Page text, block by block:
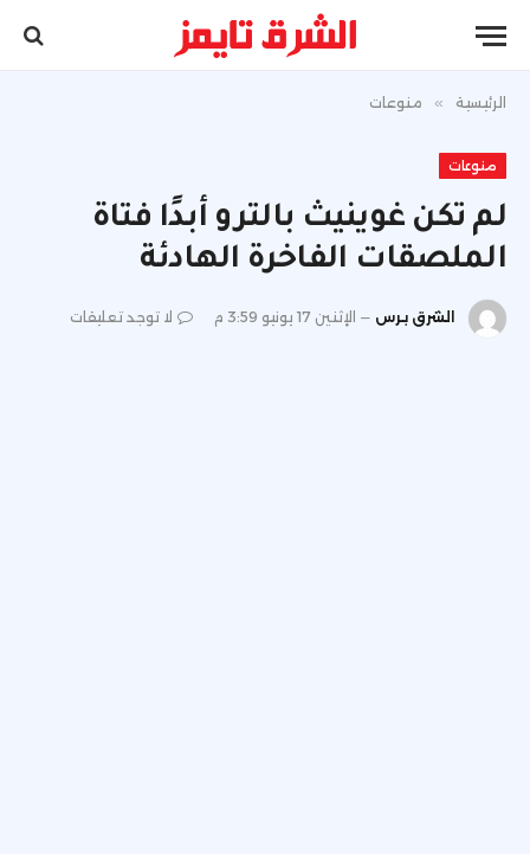
الرئيسية » منوعات
منوعات
لم تكن غوينيث بالترو أبدًا فتاة
الملصقات الفاخرة الهادئة
الشرق برس الإثنين 17 يونيو 3:59 م لا توجد تعليقات